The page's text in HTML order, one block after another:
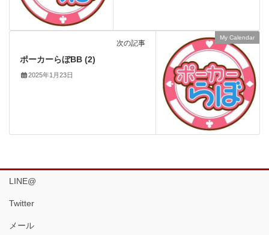
My Calendar
次の記事
ポーカーらぼBB (2)
2025年1月23日
LINE@
Twitter
メール